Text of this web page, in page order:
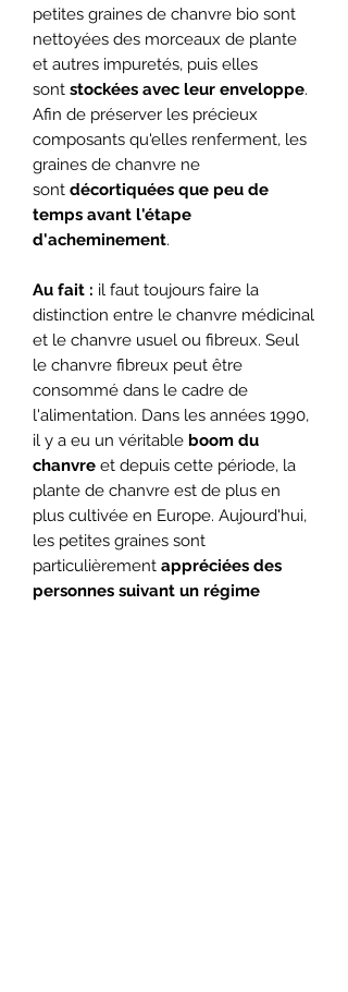
petites graines de chanvre bio sont
nettoyées des morceaux de plante
et autres impuretés, puis elles
sont stockées avec leur enveloppe.
Afin de préserver les précieux
composants qu'elles renferment, les
graines de chanvre ne
sont décortiquées que peu de
temps avant l'étape
d'acheminement.
Au fait : il faut toujours faire la
distinction entre le chanvre médicinal
et le chanvre usuel ou fibreux. Seul
le chanvre fibreux peut être
consommé dans le cadre de
l'alimentation. Dans les années 1990,
il y a eu un véritable boom du
chanvre et depuis cette période, la
plante de chanvre est de plus en
plus cultivée en Europe. Aujourd'hui,
les petites graines sont
particulièrement appréciées des
personnes suivant un régime